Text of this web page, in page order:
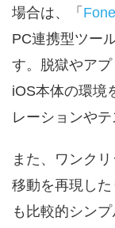
場合は、「
PC連携型ツー
す。脱獄やアプ
iOS本体の環境
レーションやテ
また、ワンク
移動を再現し
も比較的シン